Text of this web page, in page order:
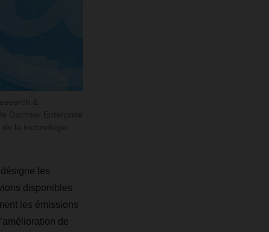
les
disponibles
les émissions
de